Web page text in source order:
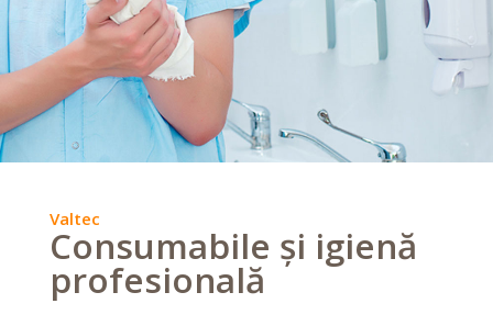
Valtec
Consumabile și igienă
profesională